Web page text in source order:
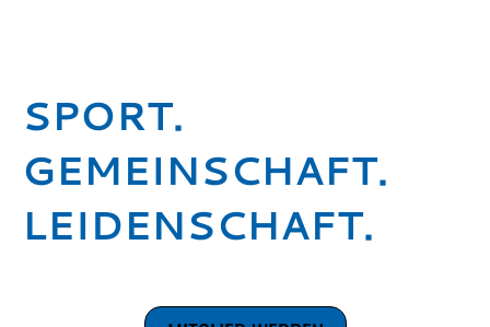
SPORT.
GEMEINSCHAFT.
LEIDENSCHAFT.